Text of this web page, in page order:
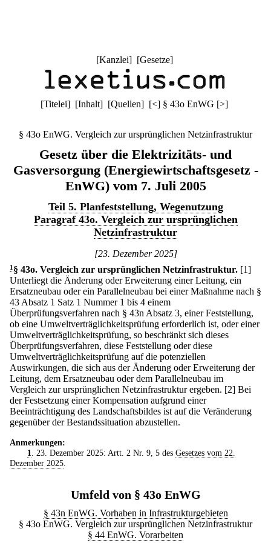
[Kanzlei] [Gesetze]
[Titelei] [Inhalt] [Quellen] [<] § 43o EnWG [>]
§ 43o EnWG. Vergleich zur ursprünglichen Netzinfrastruktur
Gesetz über die Elektrizitäts- und
Gasversorgung (Energiewirtschaftsgesetz -
EnWG) vom 7. Juli 2005
Teil 5. Planfeststellung, Wegenutzung
Paragraf 43o. Vergleich zur ursprünglichen
Netzinfrastruktur
[23. Dezember 2025]
1 § 43o. Vergleich zur ursprünglichen Netzinfrastruktur. [1]
Unterliegt die Änderung oder Erweiterung einer Leitung, ein
Ersatzneubau oder ein Parallelneubau bei einer Maßnahme nach §
43 Absatz 1 Satz 1 Nummer 1 bis 4 einem
Überprüfungsverfahren nach § 43n Absatz 3, einer Feststellung,
ob eine Umweltverträglichkeitsprüfung erforderlich ist, oder einer
Umweltverträglichkeitsprüfung, so beschränkt sich dieses
Überprüfungsverfahren, diese Feststellung oder diese
Umweltverträglichkeitsprüfung auf die potenziellen
Auswirkungen, die sich aus der Änderung oder Erweiterung der
Leitung, dem Ersatzneubau oder dem Parallelneubau im
Vergleich zur ursprünglichen Netzinfrastruktur ergeben. [2] Bei
der Festsetzung einer Kompensation aufgrund einer
Beeinträchtigung des Landschaftsbildes ist auf die Veränderung
gegenüber der Bestandssituation abzustellen.
Anmerkungen:
1
. 23. Dezember 2025: Artt. 2 Nr. 9, 5 des Gesetzes vom 22.
Dezember 2025
Umfeld von § 43o EnWG
§ 43n EnWG. Vorhaben in Infrastrukturgebieten
§ 43o EnWG. Vergleich zur ursprünglichen Netzinfrastruktur
§ 44 EnWG. Vorarbeiten